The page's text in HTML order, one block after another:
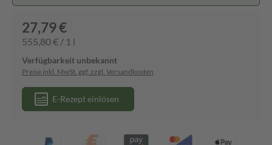
27,79 €
555,80 € / 1 l
Verfügbarkeit unbekannt
Preise inkl. MwSt. ggf. zzgl. Versandkosten
E-Rezept einlösen